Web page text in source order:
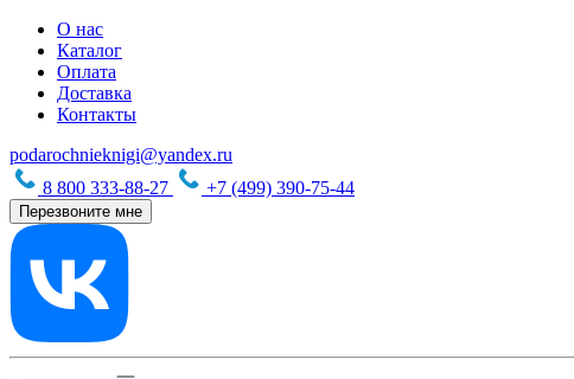
О нас
Каталог
Оплата
Доставка
Контакты
podarochnieknigi@yandex.ru
8 800 333-88-27
+7 (499) 390-75-44
Перезвоните мне